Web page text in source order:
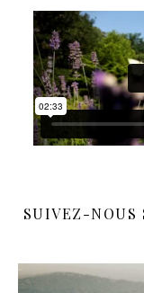
SUIVEZ-NOUS